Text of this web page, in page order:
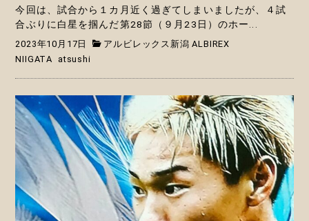
今回は、試合から１カ月近く過ぎてしまいましたが、４試
合ぶりに白星を掴んだ第28節（９月23日）のホー...
2023年10月17日
アルビレックス新潟 ALBIREX
NIIGATA
atsushi